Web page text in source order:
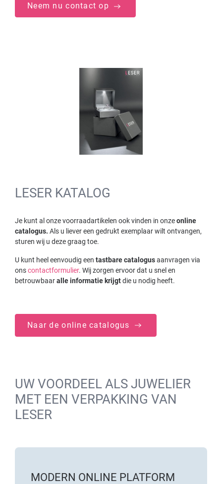
Neem nu contact op
LESER KATALOG
Je kunt al onze voorraadartikelen ook vinden in onzeonline
catalogus. Als u liever een gedrukt exemplaar wilt ontvangen,
sturen wij u deze graag toe.
U kunt heel eenvoudig een tastbare catalogusaanvragen via
onscontactformulier. Wij zorgen ervoor dat u snel en
betrouwbaaralle informatie krijgtdie u nodig heeft.
Naar de online catalogus
UW VOORDEEL ALS JUWELIER
MET EEN VERPAKKING VAN
LESER
MODERN ONLINE PLATFORM